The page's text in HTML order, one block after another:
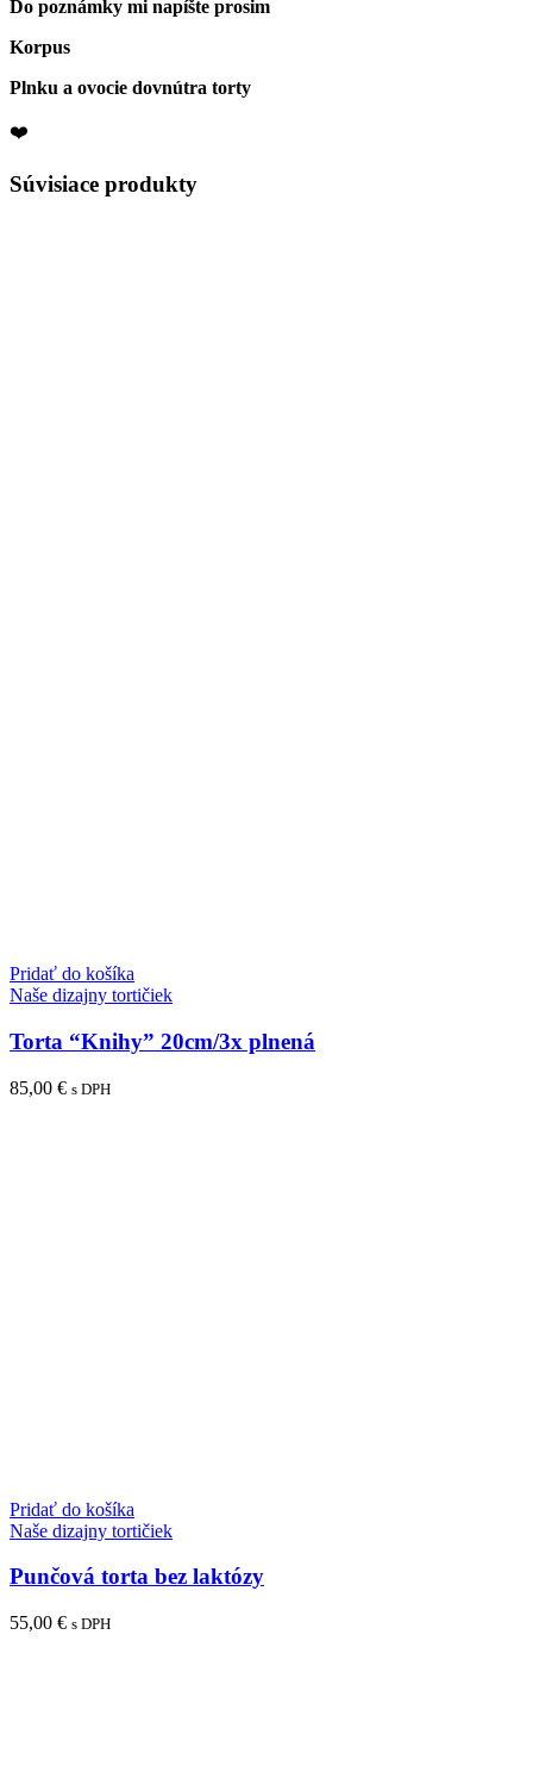
Do poznámky mi napíšte prosim
Korpus
Plnku a ovocie dovnútra torty
❤️
Súvisiace produkty
Pridať do košíka
Naše dizajny tortičiek
Torta “Knihy” 20cm/3x plnená
85,00 € s DPH
Pridať do košíka
Naše dizajny tortičiek
Punčová torta bez laktózy
55,00 € s DPH